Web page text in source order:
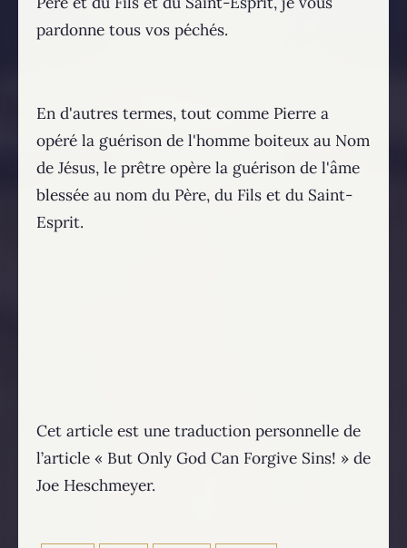
pardonne tous vos péchés.
En d'autres termes, tout comme Pierre a
opéré la guérison de l'homme boiteux au Nom
de Jésus, le prêtre opère la guérison de l'âme
blessée au nom du Père, du Fils et du Saint-
Esprit.
Cet article est une traduction personnelle de
l’article « But Only God Can Forgive Sins! » de
Joe Heschmeyer.